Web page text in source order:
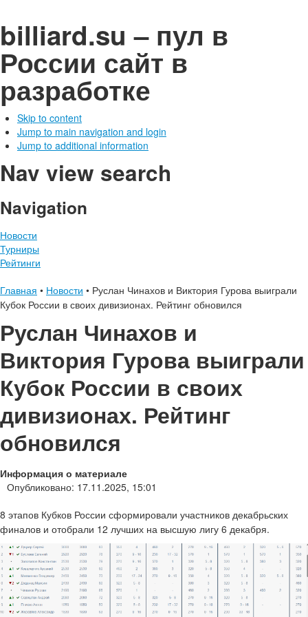
billiard.su – пул в
России сайт в
разработке
Skip to content
Jump to main navigation and login
Jump to additional information
Nav view search
Navigation
Новости
Турниры
Рейтинги
Главная • Новости • Руслан Чинахов и Виктория Гурова выиграли
Кубок России в своих дивизионах. Рейтинг обновился
Руслан Чинахов и
Виктория Гурова выиграли
Кубок России в своих
дивизионах. Рейтинг
обновился
Информация о материале
Опубликовано: 17.11.2025, 15:01
8 этапов Кубков России сформировали участников декабрьских
финалов и отобрали 12 лучших на высшую лигу 6 декабря.